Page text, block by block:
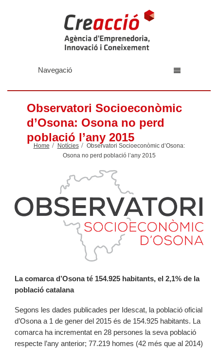
Navegació
Observatori Socioeconòmic
d’Osona: Osona no perd
població l’any 2015
Home Notícies
Observatori Socioeconòmic d’Osona:
Osona no perd població l’any 2015
La comarca d’Osona té 154.925 habitants, el 2,1% de la
població catalana
Segons les dades publicades per Idescat, la població oficial
d’Osona a 1 de gener del 2015 és de 154.925 habitants. La
comarca ha incrementat en 28 persones la seva població
respecte l’any anterior; 77.219 homes (42 més que al 2014)